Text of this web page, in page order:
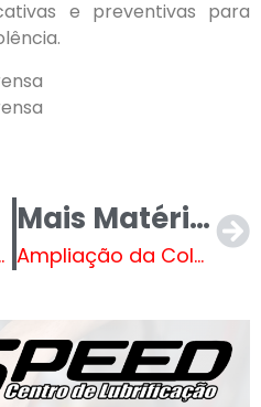
e preventivas para
mais de 100 famílias, especialmente idosos
Mais Matérias
Ampliação da Coleta Seletiva no Distrito Debrasa é tema de reunião com a ASSOBRAA